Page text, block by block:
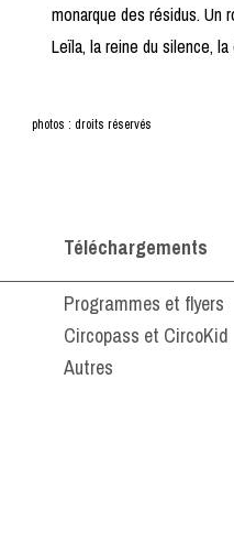
monarque des résidus. Un
Leïla, la reine du silence,
photos : droits réservés
Téléchargements
Programmes et flyers
Circopass et CircoKid
Autres